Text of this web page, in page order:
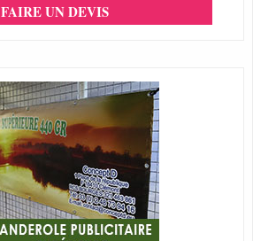
FAIRE UN DEVIS